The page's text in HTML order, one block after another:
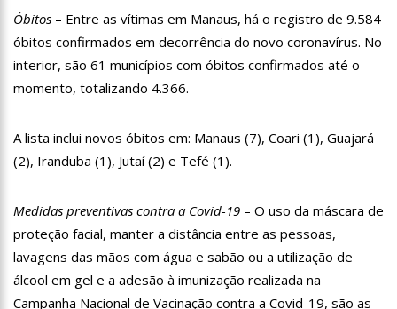
13:06
para assalto
13:03 Vídeo mostra exato momento que mototaxista despenca de
barranco e passageiro morre
12:59 Manaus registra ocorrências de desabamento em manhã
parto
12:43 Câmara debate sobre preço das passagens aéreas para o
11:39 Roger e Caio Ribeiro ‘atropelam’ Galvão Bueno e animam a
Key Alves confirma saída do vôlei e fatura R$ 3 milhões com
o Onlyfans
11:10
Morre, aos 75 anos, Rita Lee, ícone do rock n’ roll brasileiro
Óbitos – Entre as vítimas em Manaus, há o registro de 9.584
óbitos confirmados em decorrência do novo coronavírus. No
interior, são 61 municípios com óbitos confirmados até o
momento, totalizando 4.366.
A lista inclui novos óbitos em: Manaus (7), Coari (1), Guajará
(2), Iranduba (1), Jutaí (2) e Tefé (1).
Medidas preventivas contra a Covid-19 – O uso da máscara de
proteção facial, manter a distância entre as pessoas,
lavagens das mãos com água e sabão ou a utilização de
álcool em gel e a adesão à imunização realizada na
Campanha Nacional de Vacinação contra a Covid-19, são as